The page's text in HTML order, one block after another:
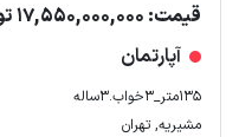
قیمت: 17,550,000,000 تومان
آپارتمان
135متر_3خواب.3ساله
مشیریه, تهران